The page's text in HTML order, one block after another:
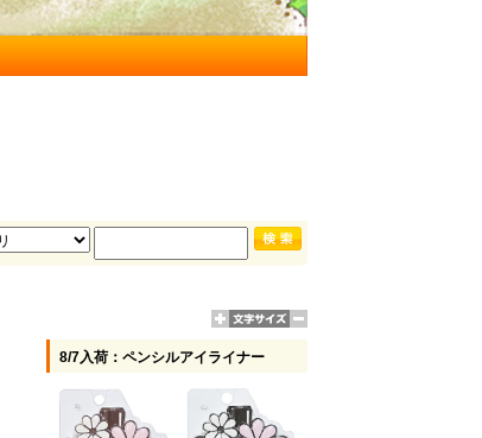
8/7入荷：ペンシルアイライナー